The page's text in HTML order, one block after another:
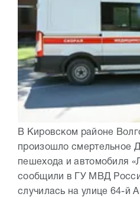
В Кировском районе
произошло смертельное
пешехода и автомобиля
сообщили в ГУ МВД
случилась на улице 64-й